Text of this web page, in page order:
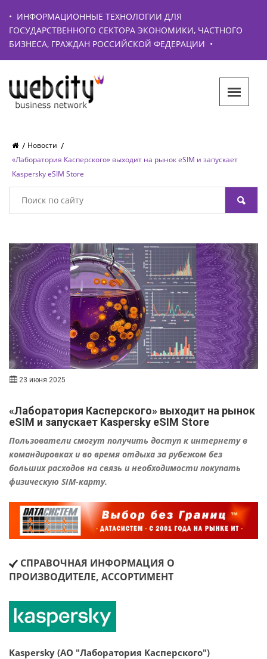
• ИНФОРМАЦИОННЫЕ ТЕХНОЛОГИИ ДЛЯ
ГОСУДАРСТВЕННОГО СЕКТОРА ЭКОНОМИКИ, ЧАСТНОГО
БИЗНЕСА, ГРАЖДАН РОССИЙСКОЙ ФЕДЕРАЦИИ •
Новости
«Лаборатория Касперского» выходит на рынок eSIM и запускает
Kaspersky eSIM Store
23 июня 2025
«Лаборатория Касперского» выходит на рынок
eSIM и запускает Kaspersky eSIM Store
Пользователи смогут получить доступ к интернету в
командировках и во время отдыха за рубежом без
больших расходов на связь и необходимости покупать
физическую SIM-карту.
СПРАВОЧНАЯ ИНФОРМАЦИЯ О
ПРОИЗВОДИТЕЛЕ, АССОРТИМЕНТ
Kaspersky (АО "Лаборатория Касперского")